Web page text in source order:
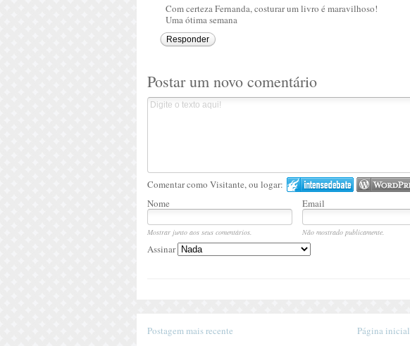
Com certeza Fernanda, costurar um livro é maravilhoso!
Uma ótima semana
Responder
Postar um novo comentário
Comentar como Visitante, ou logar:
Nome
Email
Mostrar junto aos seus comentários. Não mostrado publicamente.
Assinar
Postagem mais recente Página inicial